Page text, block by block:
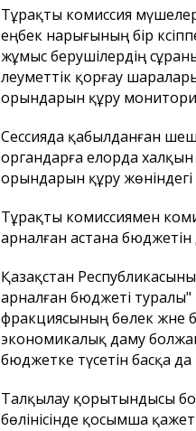
Тұрақты комиссия
еңбек нарығының бір
жұмыс берушілердің
әлеуметтік қорғау
орындарын құру
Сессияда қабылданған
органдарға елорда
орындарын құру
Тұрақты комиссиямен
арналған астана бюджетін
Қазақстан
арналған бюджеті
фракциясының бөлек және
экономикалық даму
бюджетке түсетін басқа
Талқылау қорытындысы
бөлінісінде қосымша